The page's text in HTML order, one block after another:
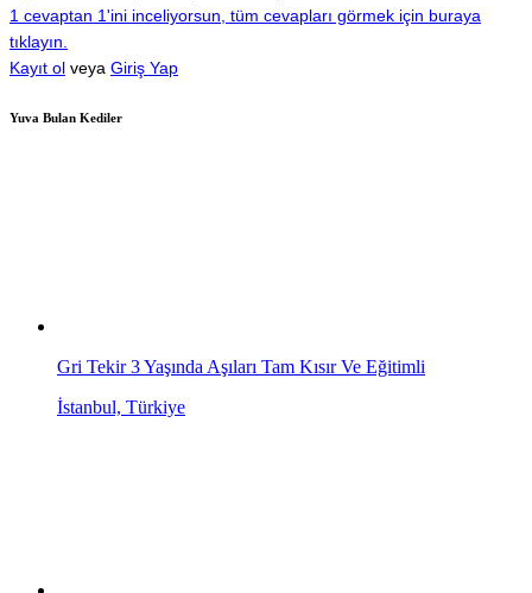
1 cevaptan 1'ini inceliyorsun, tüm cevapları görmek için buraya
tıklayın.
Kayıt ol veya Giriş Yap
Yuva Bulan Kediler
Gri Tekir 3 Yaşında Aşıları Tam Kısır Ve Eğitimli
İstanbul, Türkiye